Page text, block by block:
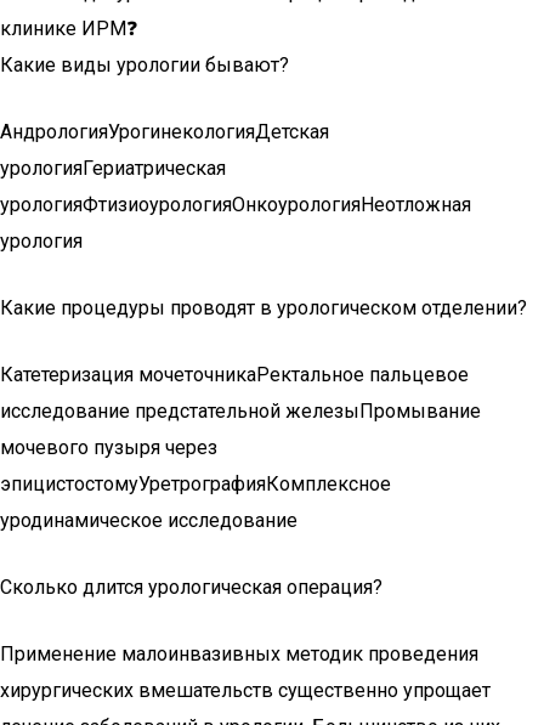
клинике ИРМ❓
Какие виды урологии бывают?
АндрологияУрогинекологияДетская
урологияГериатрическая
урологияФтизиоурологияОнкоурологияНеотложная
урология
Какие процедуры проводят в урологическом отделении?
Катетеризация мочеточникаРектальное пальцевое
исследование предстательной железыПромывание
мочевого пузыря через
эпицистостомуУретрографияКомплексное
уродинамическое исследование
Сколько длится урологическая операция?
Применение малоинвазивных методик проведения
хирургических вмешательств существенно упрощает